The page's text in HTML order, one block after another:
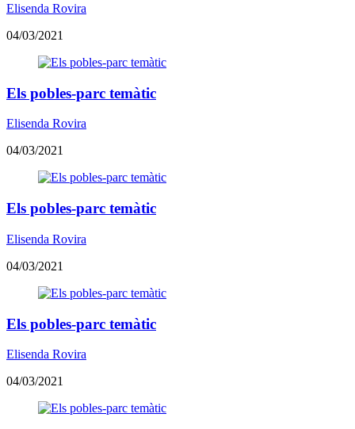
Elisenda Rovira
04/03/2021
Els pobles-parc temàtic
Elisenda Rovira
04/03/2021
Els pobles-parc temàtic
Elisenda Rovira
04/03/2021
Els pobles-parc temàtic
Elisenda Rovira
04/03/2021